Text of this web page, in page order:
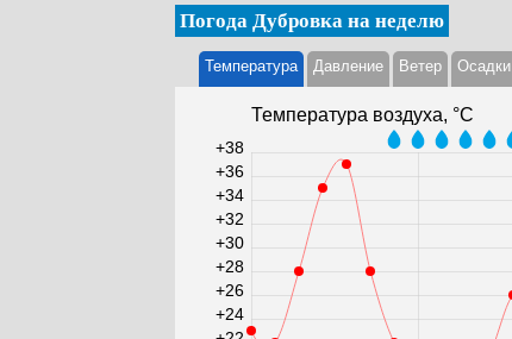
Погода Дубровка на неделю
Температура Давление Ветер Осадки
Температура воздуха, °С
+24
+26
+28
+30
+32
+34
+36
+38